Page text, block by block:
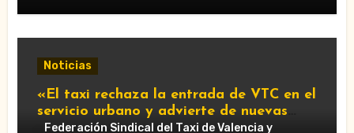
Noticias
«El taxi rechaza la entrada de VTC en el
servicio urbano y advierte de nuevas
movilizaciones»
Federación Sindical del Taxi de Valencia y